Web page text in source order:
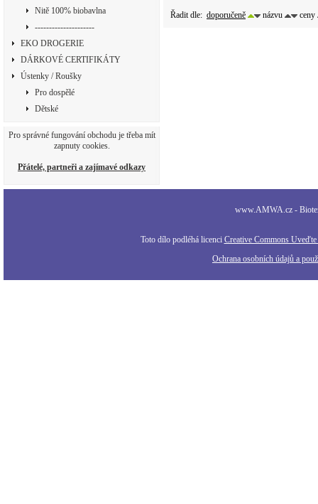
Nitě 100% biobavlna
---------------------
EKO DROGERIE
DÁRKOVÉ CERTIFIKÁTY
Ústenky / Roušky
Pro dospělé
Dětské
Pro správné fungování obchodu je třeba mít
zapnuty cookies.
Přátelé, partneři a zajímavé odkazy
Řadit dle: doporučeně názvu ceny
www.AMWA.cz -
Toto dílo podléhá licenci Creative Commons
Ochrana osobních údajů a